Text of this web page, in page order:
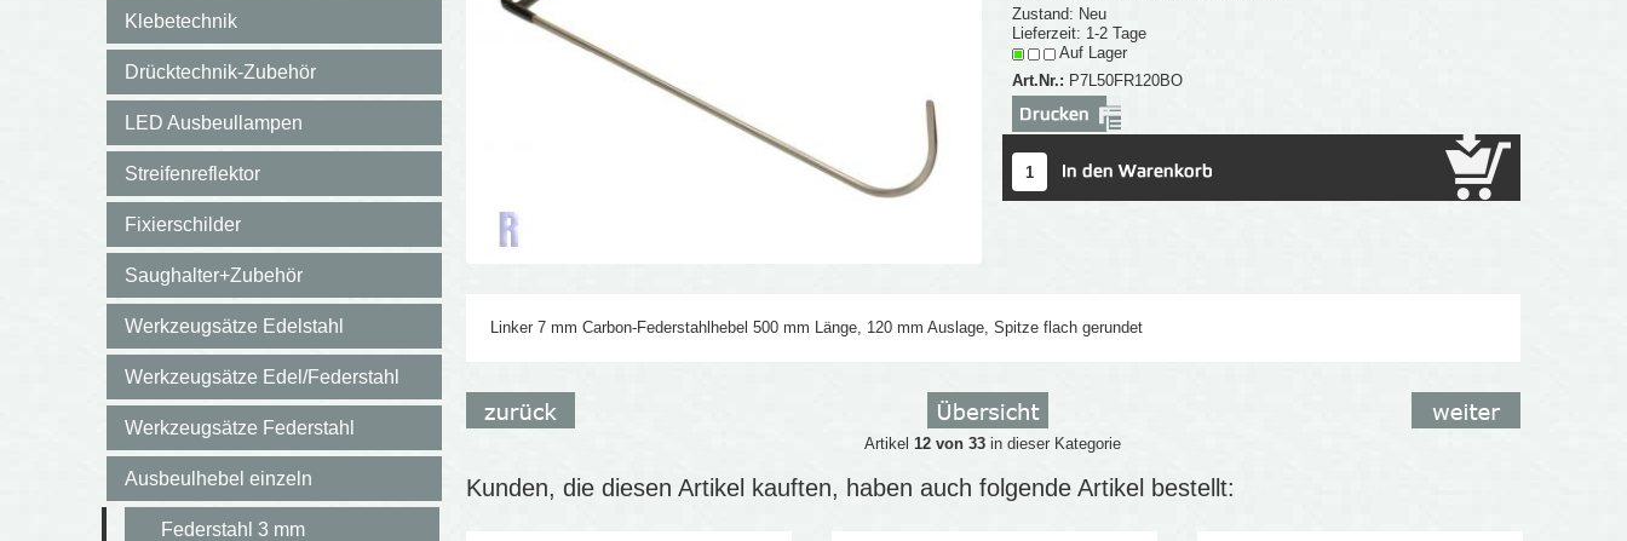
Klebetechnik
Drücktechnik-Zubehör
LED Ausbeullampen
Streifenreflektor
Fixierschilder
Saughalter+Zubehör
Werkzeugsätze Edelstahl
Werkzeugsätze Edel/Federstahl
Werkzeugsätze Federstahl
Ausbeulhebel einzeln
Federstahl 3 mm
Zustand: Neu
Lieferzeit: 1-2 Tage
Auf Lager
Art.Nr.: P7L50FR120BO
Linker 7 mm Carbon-Federstahlhebel 500 mm Länge, 120 mm Auslage, Spitze flach gerundet
Artikel 12 von 33 in dieser Kategorie
Kunden, die diesen Artikel kauften, haben auch folgende Artikel bestellt: